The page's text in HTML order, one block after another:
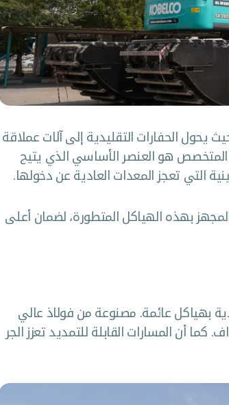
يحول الحفارات التقليدية إلى آلات عملاقة
المتخصص هو العنصر الأساسي الذي يتيح
التي تعجز المعدات العادية عن دخولها.
بهذه الهياكل المتطورة، لضمان أعلى
بهياكل عائمة. مصنوعة من فولاذ عالي
كما أن المسارات القابلة للتمديد تعزز الجر